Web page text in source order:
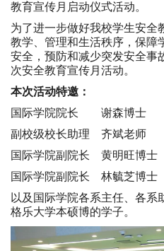
教育宣传月启动仪式活动。
为了进一步做好我校学生安全
教学、管理和生活秩序，保障
安全，预防和减少突发安全事
次安全教育宣传月活动。
本次活动特邀：
国际学院院长 谢森博士
副校级校长助理 齐斌老师
国际学院副院长 黄明旺博士
国际学院副院长 林毓芝博士
以及国际学院各系主任、各系
格乐大学本硕博的学子。